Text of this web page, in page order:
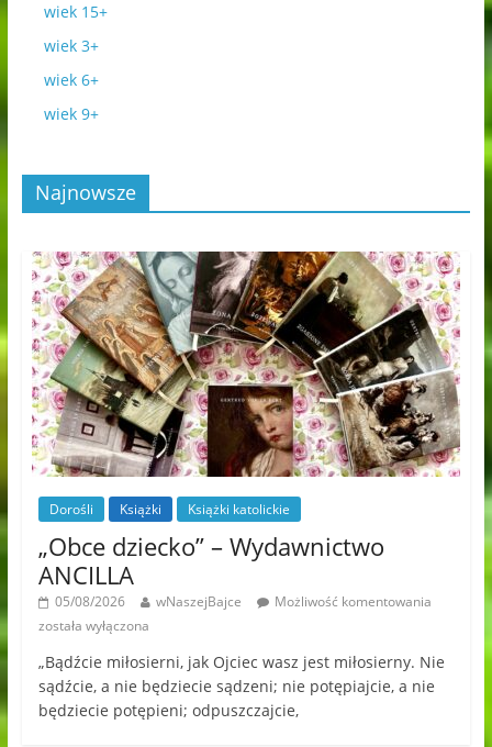
wiek 15+
wiek 3+
wiek 6+
wiek 9+
Najnowsze
Dorośli Książki Książki katolickie
„Obce dziecko” – Wydawnictwo
ANCILLA
05/08/2026 wNaszejBajce
Możliwość komentowania
została wyłączona
„Bądźcie miłosierni, jak Ojciec wasz jest miłosierny. Nie
sądźcie, a nie będziecie sądzeni; nie potępiajcie, a nie
będziecie potępieni; odpuszczajcie,